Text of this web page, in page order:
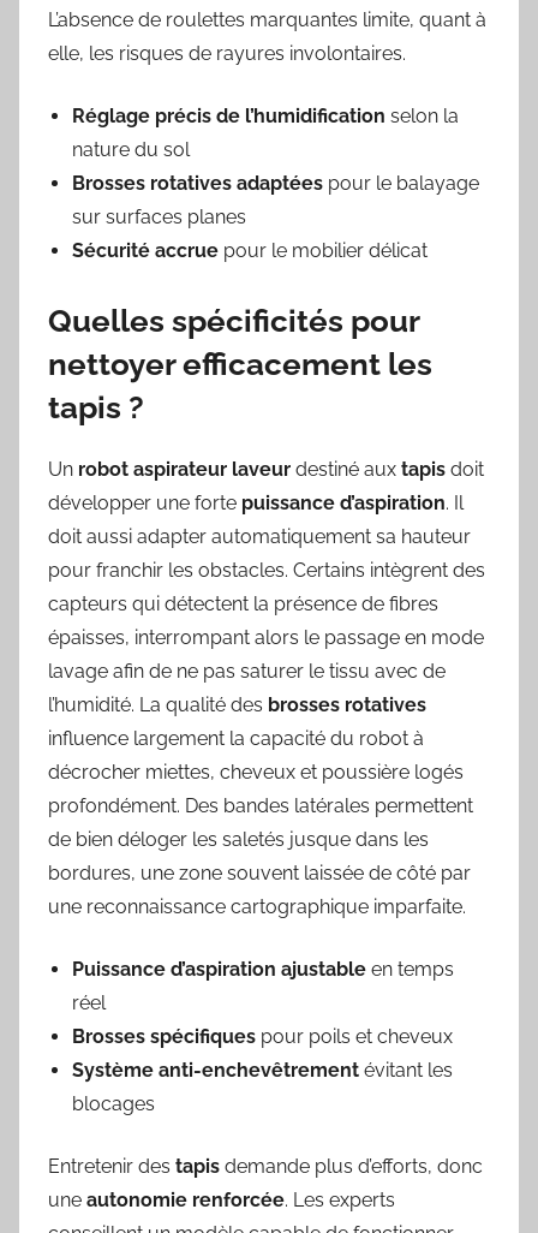
L’absence de roulettes marquantes limite, quant à
elle, les risques de rayures involontaires.
Réglage précis de l’humidification selon la
nature du sol
Brosses rotatives adaptées pour le balayage
sur surfaces planes
Sécurité accrue pour le mobilier délicat
Quelles spécificités pour
nettoyer efficacement les
tapis ?
Un robot aspirateur laveur destiné aux tapis doit
développer une forte puissance d’aspiration. Il
doit aussi adapter automatiquement sa hauteur
pour franchir les obstacles. Certains intègrent des
capteurs qui détectent la présence de fibres
épaisses, interrompant alors le passage en mode
lavage afin de ne pas saturer le tissu avec de
l’humidité. La qualité des brosses rotatives
influence largement la capacité du robot à
décrocher miettes, cheveux et poussière logés
profondément. Des bandes latérales permettent
de bien déloger les saletés jusque dans les
bordures, une zone souvent laissée de côté par
une reconnaissance cartographique imparfaite.
Puissance d’aspiration ajustable en temps
réel
Brosses spécifiques pour poils et cheveux
Système anti-enchevêtrement évitant les
blocages
Entretenir des tapis demande plus d’efforts, donc
une autonomie renforcée. Les experts